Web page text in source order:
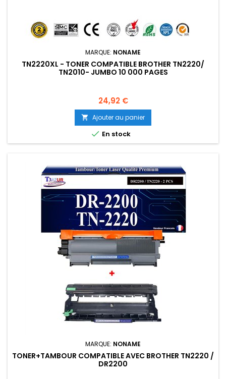
MARQUE: NONAME
TN2220XL - TONER COMPATIBLE BROTHER TN2220/
TN2010- JUMBO 10 000 PAGES
Prix
24,92 €
 Ajouter au panier
 En stock
MARQUE: NONAME
TONER+TAMBOUR COMPATIBLE AVEC BROTHER TN2220 /
DR2200